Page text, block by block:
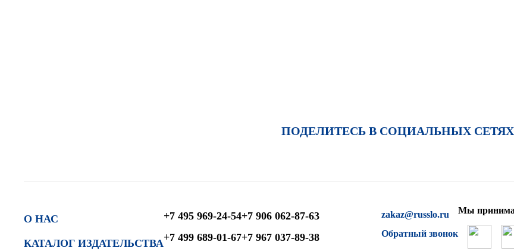
ПОДЕЛИТЕСЬ В СОЦИАЛЬНЫХ
О НАС
КАТАЛОГ ИЗДАТЕЛЬСТВА
+7 495 969-24-54
+7 499 689-01-67
+7 906 062-87-63
+7 967 037-89-38
zakaz@russlo.ru
Обратный звонок
Мы